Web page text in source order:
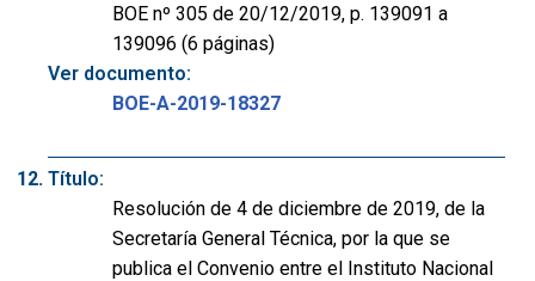
BOE nº 305 de 20/12/2019, p. 139091 a
139096 (6 páginas)
Ver documento:
BOE-A-2019-18327
Título:
Resolución de 4 de diciembre de 2019, de la
Secretaría General Técnica, por la que se
publica el Convenio entre el Instituto Nacional